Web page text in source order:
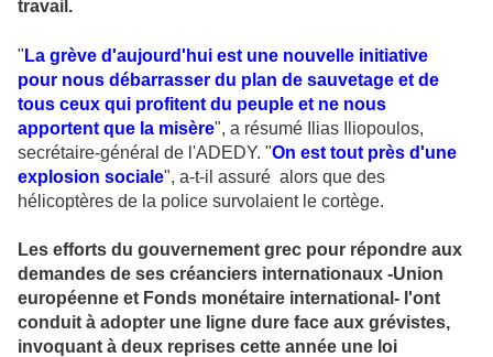
travail.
" La grève d'aujourd'hui est une nouvelle initiative
pour nous débarrasser du plan de sauvetage et de
tous ceux qui profitent du peuple et ne nous
apportent que la misère", a résumé Ilias Iliopoulos,
secrétaire-général de l'ADEDY. "On est tout près d'une
explosion sociale", a-t-il assuré alors que des
hélicoptères de la police survolaient le cortège.
Les efforts du gouvernement grec pour répondre aux
demandes de ses créanciers internationaux -Union
européenne et Fonds monétaire international- l'ont
conduit à adopter une ligne dure face aux grévistes,
invoquant à deux reprises cette année une loi